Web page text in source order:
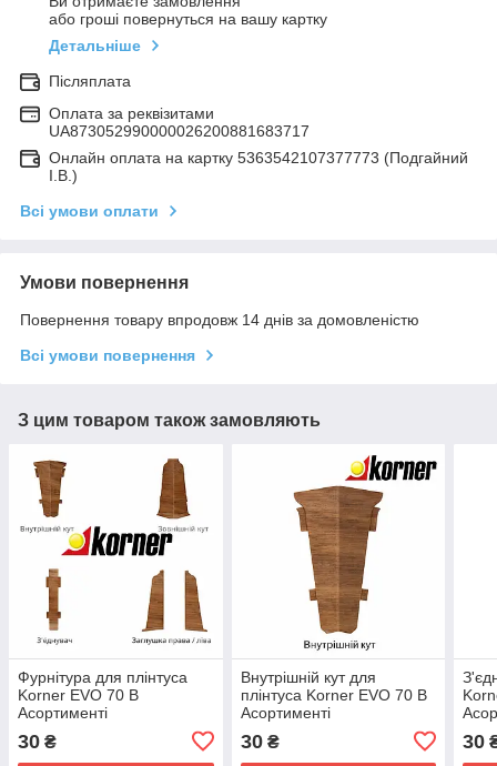
або гроші повернуться на вашу картку
Детальніше
Післяплата
Оплата за реквізитами
UA873052990000026200881683717
Онлайн оплата на картку 5363542107377773 (Подгайний
І.В.)
Всі умови оплати
Умови повернення
Повернення товару впродовж 14 днів за домовленістю
Всі умови повернення
З цим товаром також замовляють
Фурнітура для плінтуса
Korner EVO 70 В
Асортименті
30 ₴
Внутрішній кут для
плінтуса Korner EVO 70 В
Асортименті
30₴ 30